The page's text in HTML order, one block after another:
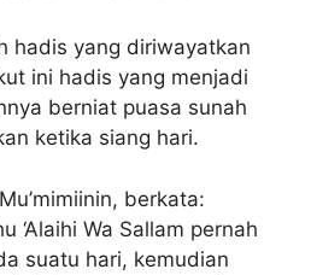
hadis yang diriwayatkan
ini hadis yang menjadi
berniat puasa sunah
ketika siang hari.
berkata:
‘Alaihi Wa Sallam pernah
suatu hari, kemudian